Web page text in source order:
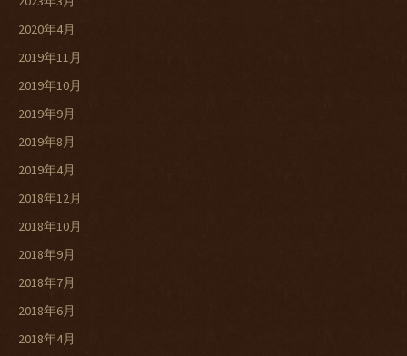
2020年4月
2019年11月
2019年10月
2019年9月
2019年8月
2019年4月
2018年12月
2018年10月
2018年9月
2018年7月
2018年6月
2018年4月